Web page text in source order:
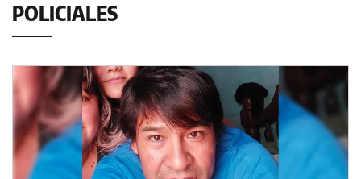
POLICIALES